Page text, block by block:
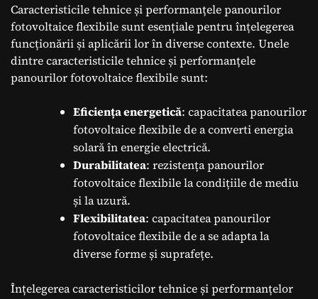
Caracteristicile tehnice și performanțele panourilor
fotovoltaice flexibile sunt esențiale pentru înțelegerea
funcționării și aplicării lor în diverse contexte. Unele
dintre caracteristicile tehnice și performanțele
panourilor fotovoltaice flexibile sunt:
Eficiența energetică: capacitatea panourilor
fotovoltaice flexibile de a converti energia
solară în energie electrică.
Durabilitatea: rezistența panourilor
fotovoltaice flexibile la condițiile de mediu
și la uzură.
Flexibilitatea: capacitatea panourilor
fotovoltaice flexibile de a se adapta la
diverse forme și suprafețe.
Înțelegerea caracteristicilor tehnice și performanțelor